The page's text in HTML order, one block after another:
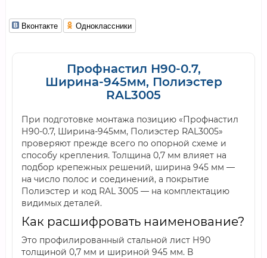
Вконтакте Одноклассники
Профнастил Н90-0.7,
Ширина-945мм, Полиэстер
RAL3005
При подготовке монтажа позицию «Профнастил
Н90-0.7, Ширина-945мм, Полиэстер RAL3005»
проверяют прежде всего по опорной схеме и
способу крепления. Толщина 0,7 мм влияет на
подбор крепежных решений, ширина 945 мм —
на число полос и соединений, а покрытие
Полиэстер и код RAL 3005 — на комплектацию
видимых деталей.
Как расшифровать наименование?
Это профилированный стальной лист Н90
толщиной 0,7 мм и шириной 945 мм. В